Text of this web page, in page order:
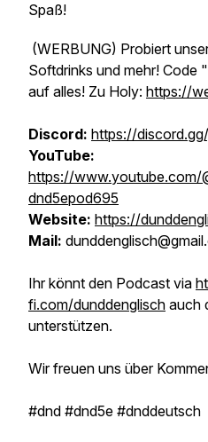
Spaß!
(WERBUNG) Probiert
Softdrinks und mehr! Code "
auf alles! Zu Holy: https://
Discord: https://
YouTube:
https://www.youtube.com/
dnd5epod695
Website: https://
Mail:
Ihr könnt den Podcast via
fi.com/dunddenglisch auch
unterstützen.
Wir freuen uns über
#dnd #dnd5e #dnddeutsch